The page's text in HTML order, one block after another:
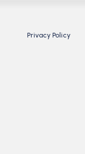
Privacy Policy